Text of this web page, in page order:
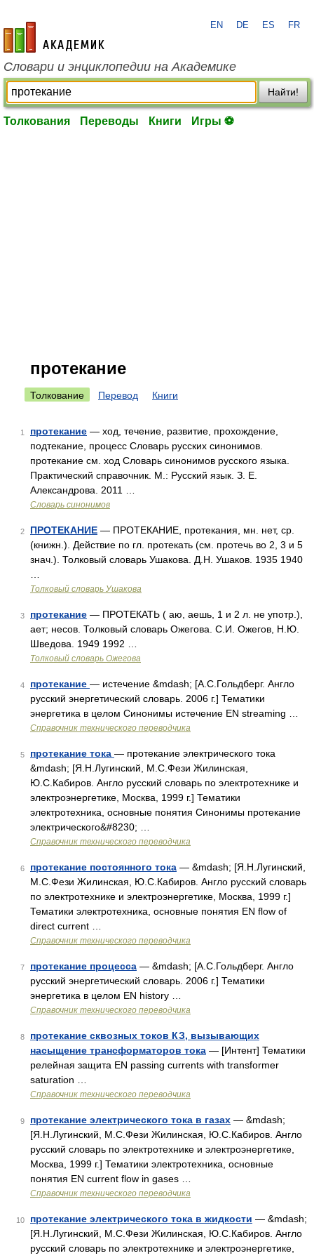
academic.ru
EN DE ES FR
Словари и энциклопедии на Академике
Найти!
Толкования Переводы Книги Игры ⚽
протекание
Толкование Перевод Книги
1 протекание — ход, течение, развитие, прохождение,
подтекание, процесс Словарь русских синонимов.
протекание см. ход Словарь синонимов русского языка.
Практический справочник. М.: Русский язык. З. Е.
Александрова. 2011 …
Словарь синонимов
2 ПРОТЕКАНИЕ — ПРОТЕКАНИЕ, протекания, мн. нет, ср.
(книжн.). Действие по гл. протекать (см. протечь во 2, 3 и 5
знач.). Толковый словарь Ушакова. Д.Н. Ушаков. 1935 1940
Толковый словарь Ушакова
3 протекание — ПРОТЕКАТЬ ( аю, аешь, 1 и 2 л. не употр.),
ает; несов. Толковый словарь Ожегова. С.И. Ожегов, Н.Ю.
Шведова. 1949 1992 …
Толковый словарь Ожегова
4 протекание — истечение &mdash; [А.С.Гольдберг. Англо
русский энергетический словарь. 2006 г.] Тематики
энергетика в целом Синонимы истечение EN streaming …
Справочник технического переводчика
5 протекание тока — протекание электрического тока
&mdash; [Я.Н.Лугинский, М.С.Фези Жилинская,
Ю.С.Кабиров. Англо русский словарь по электротехнике и
электроэнергетике, Москва, 1999 г.] Тематики
электротехника, основные понятия Синонимы протекание
электрического&#8230; …
Справочник технического переводчика
6 протекание постоянного тока — &mdash; [Я.Н.Лугинский,
М.С.Фези Жилинская, Ю.С.Кабиров. Англо русский словарь
по электротехнике и электроэнергетике, Москва, 1999 г.]
Тематики электротехника, основные понятия EN flow of
direct current …
Справочник технического переводчика
7 протекание процесса — &mdash; [А.С.Гольдберг. Англо
русский энергетический словарь. 2006 г.] Тематики
энергетика в целом EN history …
Справочник технического переводчика
8
протекание сквозных токов КЗ, вызывающих
насыщение трансформаторов тока — [Интент] Тематики
релейная защита EN passing currents with transformer
saturation …
Справочник технического переводчика
9 протекание электрического тока в газах — &mdash;
[Я.Н.Лугинский, М.С.Фези Жилинская, Ю.С.Кабиров. Англо
русский словарь по электротехнике и электроэнергетике,
Москва, 1999 г.] Тематики электротехника, основные
понятия EN current flow in gases …
Справочник технического переводчика
10 протекание электрического тока в жидкости — &mdash;
[Я.Н.Лугинский, М.С.Фези Жилинская, Ю.С.Кабиров. Англо
русский словарь по электротехнике и электроэнергетике,